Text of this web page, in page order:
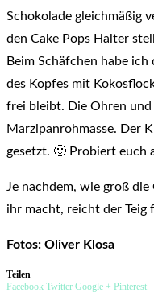
Schokolade gleichmäßig
den Cake Pops Halter
Beim Schäfchen habe ich
des Kopfes mit
frei bleibt. Die Ohren und
Marzipanrohmasse. Der
gesetzt. 🙂 Probiert euch
Je nachdem, wie groß
ihr macht, reicht der Teig
Fotos: Oliver Klosa
Teilen
Facebook Twitter Google + Pinterest